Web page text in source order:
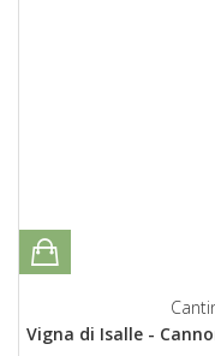
Vigna di Isalle -